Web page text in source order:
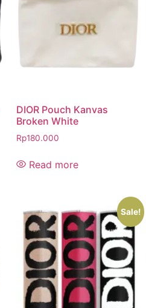
DIOR Pouch Kanvas
Broken White
Rp180.000
Read more
Sale!